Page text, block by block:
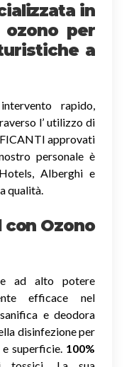
in
ozono per
a
rapido,
l’ utilizzo di
approvati
personale è
Alberghi e
qualità.
Ozono
ad alto potere
efficace nel
e deodora
disinfezione per
superficie. 100%